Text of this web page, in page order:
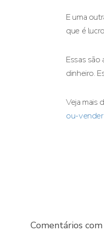
E uma
que é
Essas
dinheiro.
Veja mais
ou-
Comentários